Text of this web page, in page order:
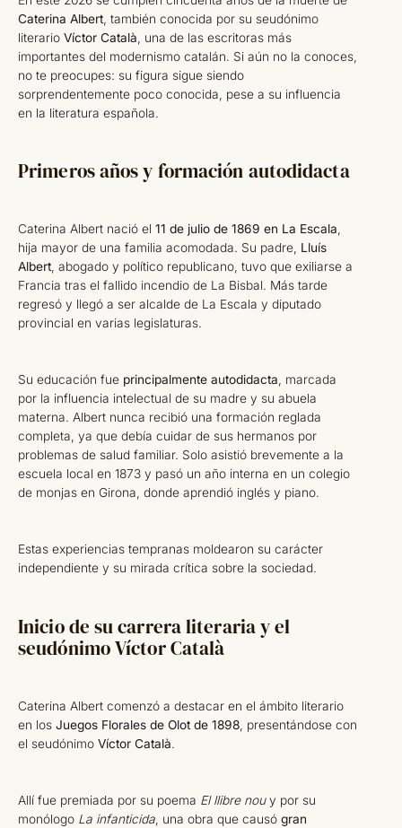
Caterina Albert , también conocida por su seudónimo
literario Víctor Català , una de las escritoras más
importantes del modernismo catalán. Si aún no la conoces,
no te preocupes: su figura sigue siendo
sorprendentemente poco conocida, pese a su influencia
en la literatura española.
Primeros años y formación autodidacta
Caterina Albert nació el 11 de julio de 1869 en La Escala
hija mayor de una familia acomodada. Su padre, Lluís
Albert , abogado y político republicano, tuvo que exiliarse a
Francia tras el fallido incendio de La Bisbal. Más tarde
regresó y llegó a ser alcalde de La Escala y diputado
provincial en varias legislaturas.
Su educación fue principalmente autodidacta, marcada
por la influencia intelectual de su madre y su abuela
materna. Albert nunca recibió una formación reglada
completa, ya que debía cuidar de sus hermanos por
problemas de salud familiar. Solo asistió brevemente a la
escuela local en 1873 y pasó un año interna en un colegio
de monjas en Girona, donde aprendió inglés y piano.
Estas experiencias tempranas moldearon su carácter
independiente y su mirada crítica sobre la sociedad.
Inicio de su carrera literaria y el
seudónimo Víctor Català
Caterina Albert comenzó a destacar en el ámbito literario
en los Juegos Florales de Olot de 1898 , presentándose con
el seudónimo Víctor Català.
Allí fue premiada por su poema El llibre nouy por su
monólogo La infanticida , una obra que causó gran